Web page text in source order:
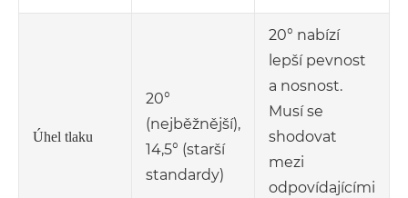
Úhel tlaku
20°
(nejběžnější),
14,5° (starší
standardy)
20° nabízí
lepší pevnost
a nosnost.
Musí se
shodovat
mezi
odpovídajícími